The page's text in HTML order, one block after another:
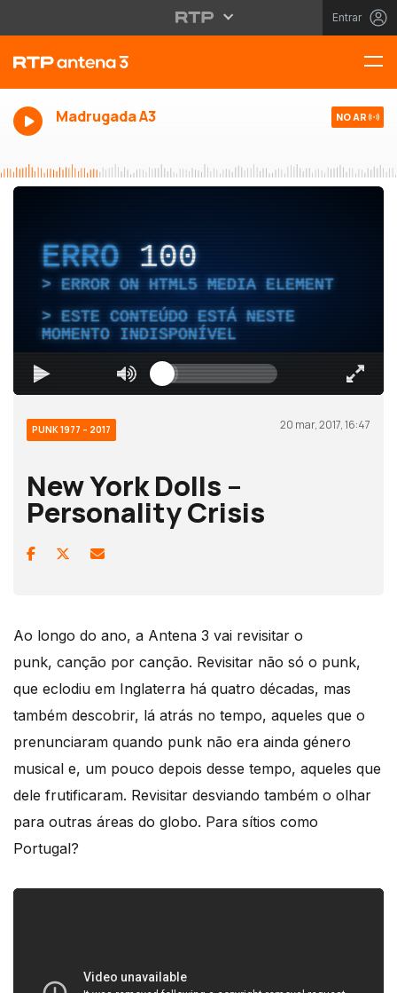
Entrar
Madrugada A3 NO AR
ERRO 100
ERROR ON HTML5 MEDIA ELEMENT
ESTE CONTEÚDO ESTÁ NESTE
MOMENTO INDISPONÍVEL
PUNK 1977 – 2017 20 mar, 2017, 16:47
New York Dolls –
Personality Crisis
Ao longo do ano, a Antena 3 vai revisitar o
punk, canção por canção. Revisitar não só o punk,
que eclodiu em Inglaterra há quatro décadas, mas
também descobrir, lá atrás no tempo, aqueles que o
prenunciaram quando punk não era ainda género
musical e, um pouco depois desse tempo, aqueles que
dele frutificaram. Revisitar desviando também o olhar
para outras áreas do globo. Para sítios como
Portugal?